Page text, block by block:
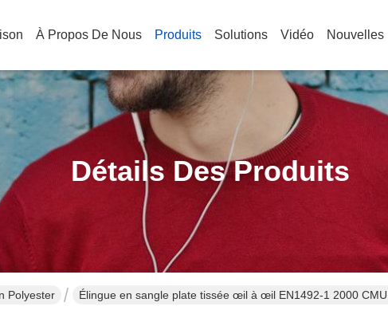
À Propos De Nous Produits Solutions Vidéo Nouvelles
Détails Des Produits
Polyester Élingue en sangle plate tissée œil à œil EN1492-1 2000